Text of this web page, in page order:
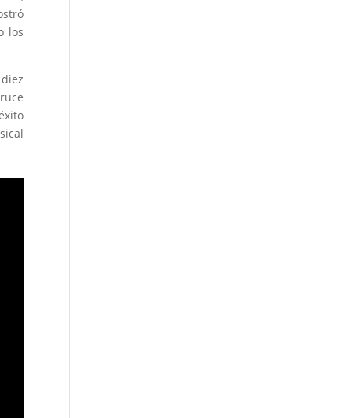
los